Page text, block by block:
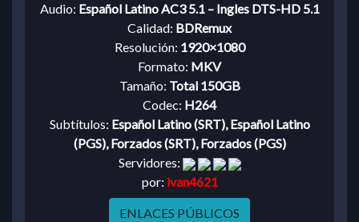
Audio: Español Latino AC3 5.1 – Ingles DTS-HD 5.1
Calidad: BDRemux
Resolución: 1920×1080
Formato: MKV
Tamaño: Total 150GB
Codec: H264
Subtítulos: Español Latino (SRT), Español Latino
(PGS), Forzados (SRT), Forzados (PGS)
Servidores:
por: ivan4621
ENLACES PÚBLICOS